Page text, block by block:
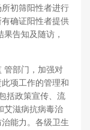
初筛阳性者进行
确证阳性者提供
告知及随访，
管部门，加强对
项工作的管理和
括政策宣传、流
艾滋病抗病毒治
能力。各级卫生